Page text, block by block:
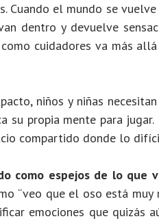
Cuando el mundo se
dentro y devuelve
cuidadores va más
niños y niñas
su propia mente para
compartido donde lo
como espejos de lo que
“veo que el oso está muy
emociones que quizás